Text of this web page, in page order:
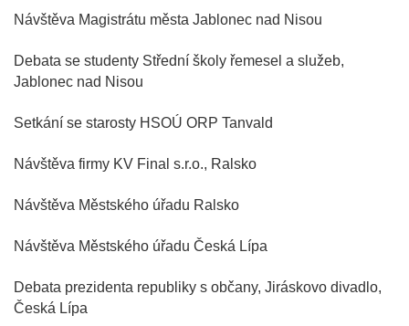
Návštěva Magistrátu města Jablonec nad Nisou
Debata se studenty Střední školy řemesel a služeb,
Jablonec nad Nisou
Setkání se starosty HSOÚ ORP Tanvald
Návštěva firmy KV Final s.r.o., Ralsko
Návštěva Městského úřadu Ralsko
Návštěva Městského úřadu Česká Lípa
Debata prezidenta republiky s občany, Jiráskovo divadlo,
Česká Lípa